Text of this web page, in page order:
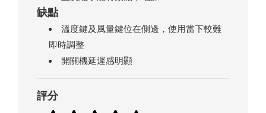
缺點
溫度鍵及風量鍵位在側邊，使用當下較難
即時調整
開關機延遲感明顯
評分